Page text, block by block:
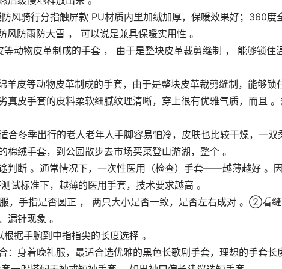
风骑行分指触屏款 PU材质内里加绒加厚，保暖效果好；360度
防雨防大雪 ， 可以说是兼具保暖实用性 。
动物皮革制成的手套 ， 由于是整块皮革裁剪缝制 ， 能够锁住
皮等动物皮革制成的手套，由于是整块皮革裁剪缝制，能够锁
真皮手套的皮料柔软细腻纹理清晰，穿上很有优雅气质，而且
合冬季出行的老人老年人手脚容易怕冷，皮肤也比较干燥，一双
绒手套，到公园散步去市场买菜登山游湖，整个 。
判断 。通常情况下，一次性医用（检查）手套——越薄越好 。因
试标准下，越薄的医用手套，技术要求越高 。
，手指是否圆正 ， 两只大小是否一致，是否左右成对 。②看
漏针现象 。
据手腕到中指指尖的长度选择 。
：身着晚礼服，最适合选优雅的黑色长歌剧手套，理想的手套长